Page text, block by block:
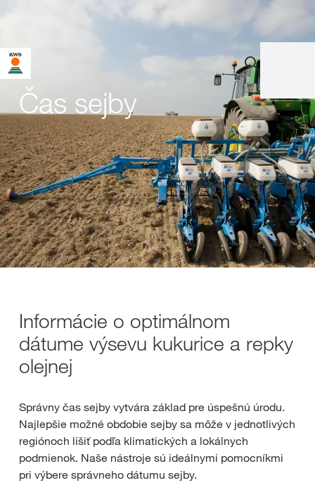
Čas sejby
Informácie o optimálnom
dátume výsevu kukurice a repky
olejnej
Správny čas sejby vytvára základ pre úspešnú úrodu.
Najlepšie možné obdobie sejby sa môže v jednotlivých
regiónoch líšiť podľa klimatických a lokálnych
podmienok. Naše nástroje sú ideálnymi pomocníkmi
pri výbere správneho dátumu sejby.